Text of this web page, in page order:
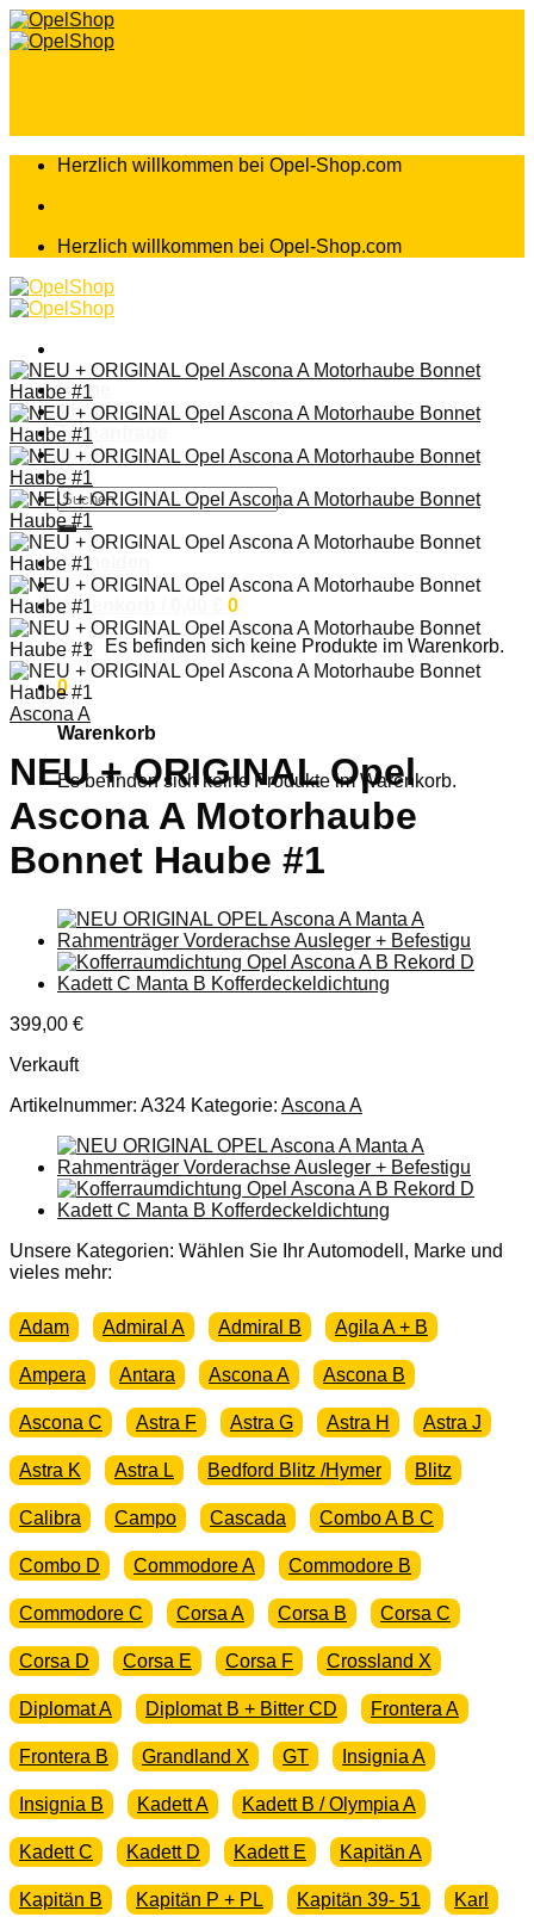
Zum
Inhalt
Herzlich willkommen bei Opel-Shop.com
Herzlich willkommen bei Opel-Shop.com
Home
Shop
Teileanfrage
Teileliste
Suchen
nach:
Anmelden
Warenkorb /
0
Es befinden sich keine Produkte im Warenkorb.
0
Warenkorb
Es befinden sich keine Produkte im Warenkorb.
Ascona A
NEU + ORIGINAL Opel
Ascona A Motorhaube
Bonnet Haube #1
399,00 €
Verkauft
Artikelnummer: A324 Kategorie: Ascona A
Unsere Kategorien: Wählen Sie Ihr Automodell, Marke und
vieles mehr:
Adam Admiral A Admiral B Agila A + B
Ampera Antara Ascona A Ascona B
Ascona C Astra F Astra G Astra H Astra J
Astra K Astra L Bedford Blitz /Hymer Blitz
Calibra Campo Cascada Combo A B C
Combo D Commodore A Commodore B
Commodore C Corsa A Corsa B Corsa C
Corsa D Corsa E Corsa F Crossland X
Diplomat A Diplomat B + Bitter CD Frontera A
Frontera B Grandland X GT Insignia A
Insignia B Kadett A Kadett B / Olympia A
Kadett C Kadett D Kadett E Kapitän A
Kapitän B Kapitän P + PL Kapitän 39- 51 Karl